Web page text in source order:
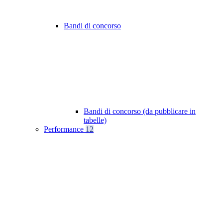
Bandi di concorso
Bandi di concorso (da pubblicare in
tabelle)
Performance 12